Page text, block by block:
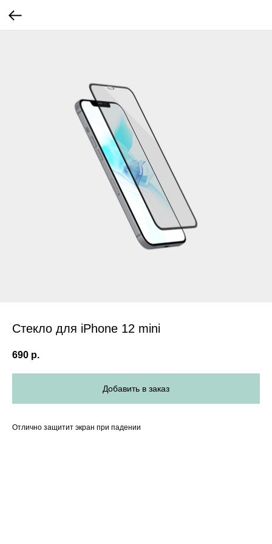
Стекло для iPhone 12 mini
690 р.
Добавить в заказ
Отлично защитит экран при падении